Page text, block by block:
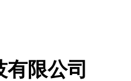
有限公司